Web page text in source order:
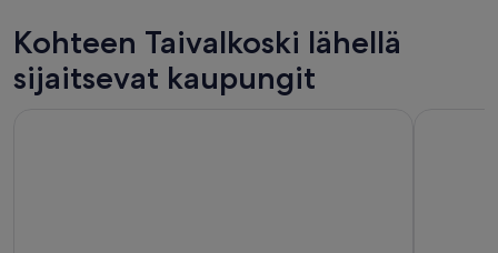
Kohteen Taivalkoski lähellä
sijaitsevat kaupungit